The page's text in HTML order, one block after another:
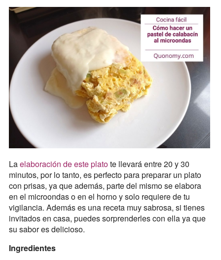
Laelaboración de este platote llevará entre 20 y 30
minutos, por lo tanto, es perfecto para preparar un plato
con prisas, ya que además, parte del mismo se elabora
en el microondas o en el horno y solo requiere de tu
vigilancia. Además es una receta muy sabrosa, si tienes
invitados en casa, puedes sorprenderles con ella ya que
su sabor es delicioso.
Ingredientes